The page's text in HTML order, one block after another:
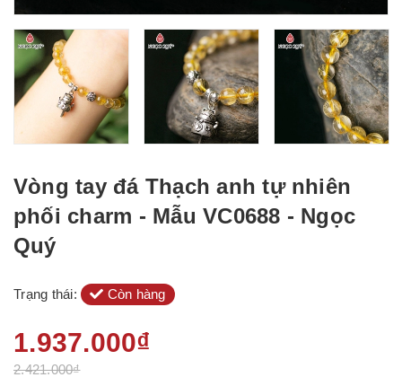
Vòng tay đá Thạch anh tự nhiên
phối charm - Mẫu VC0688 - Ngọc
Quý
Trạng thái: Còn hàng
1.937.000₫
2.421.000₫